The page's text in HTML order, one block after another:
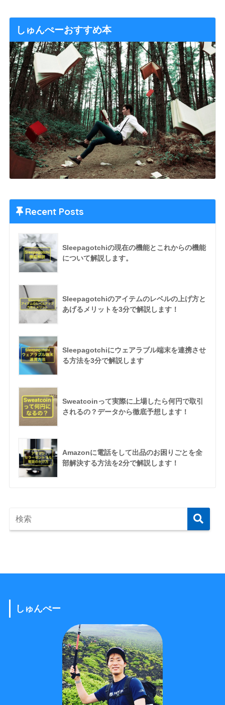
しゅんぺーおすすめ本
Recent Posts
Sleepagotchiの現在の機能とこれからの機能
について解説します。
Sleepagotchiのアイテムのレベルの上げ方と
あげるメリットを3分で解説します！
Sleepagotchiにウェアラブル端末を連携させ
る方法を3分で解説します
Sweatcoinって実際に上場したら何円で取引
されるの？データから徹底予想します！
Amazonに電話をして出品のお困りごとを全
部解決する方法を2分で解説します！
しゅんぺー